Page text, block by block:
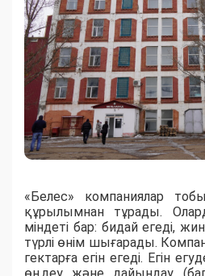
«Белес» компаниялар
құрылымнан тұрады.
міндеті бар: бидай егеді,
түрлі өнім шығарады.
гектарға егін егеді. Егін